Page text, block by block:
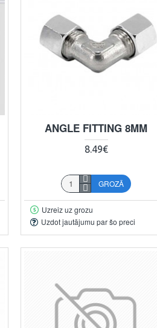
ANGLE FITTING 8MM
8.49€
GROZĀ
Uzreiz uz grozu
Uzdot jautājumu par šo preci